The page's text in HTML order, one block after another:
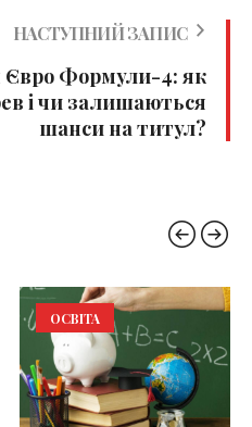
НАСТУПНИЙ ЗАПИС
Євро Формули-4: як
і чи залишаються
шанси на титул?
ОСВІТА